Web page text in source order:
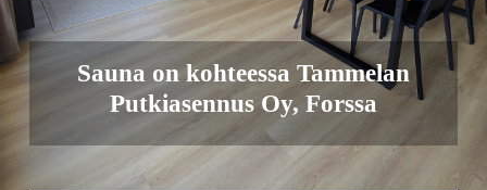
Sauna on kohteessa Tammelan
Putkiasennus Oy, Forssa